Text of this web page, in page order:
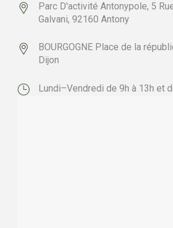
Parc D'activité Antonypole, 5
Galvani, 92160 Antony
BOURGOGNE Place de la
Dijon
Lundi–Vendredi de 9h à 13h et